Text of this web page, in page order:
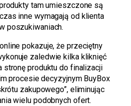
tam umieszczone są
inne wymagają od klienta
poszukiwaniach.
pokazuje, że przeciętny
zaledwie kilka kliknięć
stronę produktu do finalizacji
procesie decyzyjnym BuyBox
zakupowego”, eliminując
wielu podobnych ofert.